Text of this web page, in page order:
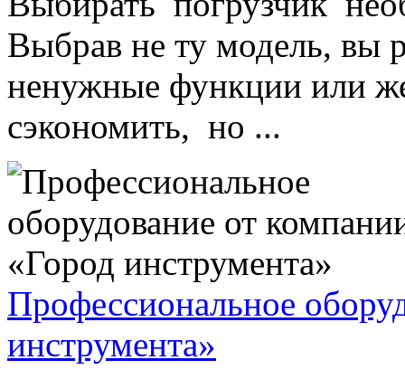
Выбрав не ту модель, вы
ненужные функции или
сэкономить, но ...
Профессиональное
инструмента»